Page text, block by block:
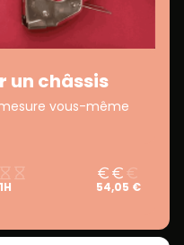
un châssis
vous-même
1H 54,05 €